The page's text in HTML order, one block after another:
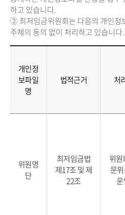
하고 있습니다.
② 최저임금위원회는 다음의 개인정
주체의 동의 없이 처리하고 있습니다.
개인정
보파일
명
법적근거 처
위원명
단
최저임금법
제17조 및 제
22조
위원
문
운